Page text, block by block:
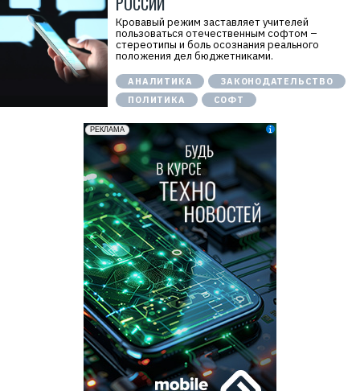
Кровавый режим заставляет учителей
пользоваться отечественным софтом –
стереотипы и боль осознания реального
положения дел бюджетниками.
АНАЛИТИКА
ЗАКОНОДАТЕЛЬСТВО
ПОЛИТИКА
СОФТ